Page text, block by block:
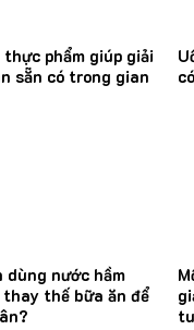
thực phẩm giúp giải
sẵn có trong gian
dùng nước hầm
thế bữa ăn để